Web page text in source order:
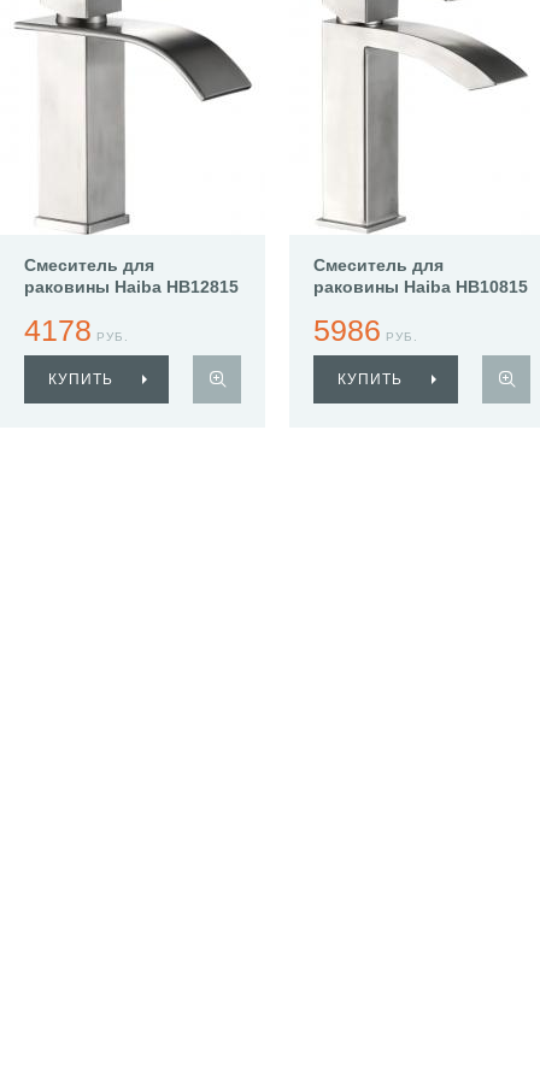
Смеситель для
раковины Haiba HB12815
4178 РУБ.
КУПИТЬ
Смеситель для
раковины Haiba HB10815
5986 РУБ.
КУПИТЬ